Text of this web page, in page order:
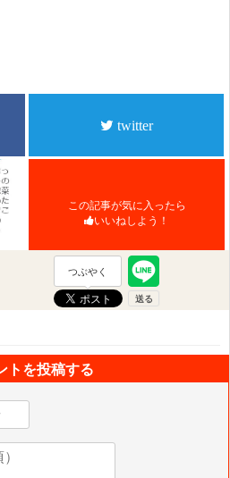
twitter
この記事が気に入ったら
いいねしよう！
つぶやく
トを投稿する